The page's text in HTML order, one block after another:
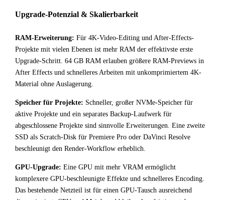
Upgrade-Potenzial & Skalierbarkeit
RAM-Erweiterung: Für 4K-Video-Editing und After-Effects-
Projekte mit vielen Ebenen ist mehr RAM der effektivste erste
Upgrade-Schritt. 64 GB RAM erlauben größere RAM-Previews in
After Effects und schnelleres Arbeiten mit unkomprimiertem 4K-
Material ohne Auslagerung.
Speicher für Projekte: Schneller, großer NVMe-Speicher für
aktive Projekte und ein separates Backup-Laufwerk für
abgeschlossene Projekte sind sinnvolle Erweiterungen. Eine zweite
SSD als Scratch-Disk für Premiere Pro oder DaVinci Resolve
beschleunigt den Render-Workflow erheblich.
GPU-Upgrade: Eine GPU mit mehr VRAM ermöglicht
komplexere GPU-beschleunigte Effekte und schnelleres Encoding.
Das bestehende Netzteil ist für einen GPU-Tausch ausreichend